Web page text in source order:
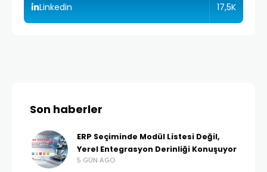
Linkedin 17,5K
Son haberler
ERP Seçiminde Modül Listesi Değil,
Yerel Entegrasyon Derinliği Konuşuyor
5 GÜN AGO